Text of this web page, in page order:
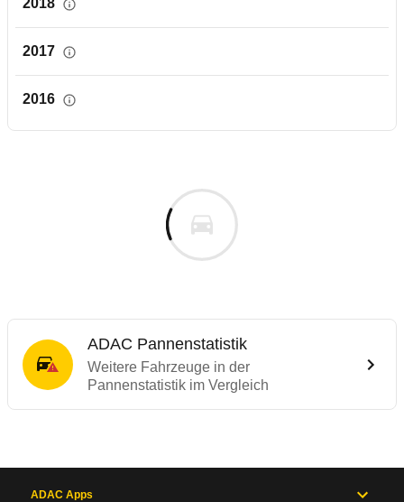
2018
2017
2016
ADAC Pannenstatistik
Weitere Fahrzeuge in der
Pannenstatistik im Vergleich
ADAC Apps